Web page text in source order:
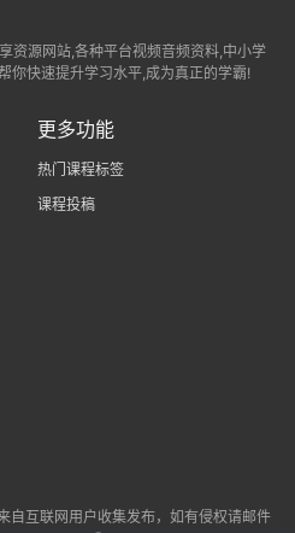
资源网站,各种平台视频音频资料,中小学
你快速提升学习水平,成为真正的学霸!
更多功能
热门课程标签
课程投稿
自互联网用户收集发布，如有侵权请邮件